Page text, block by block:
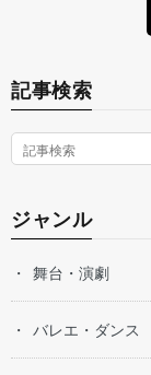
記事検索
ジャンル
舞台・演劇
バレエ・ダンス